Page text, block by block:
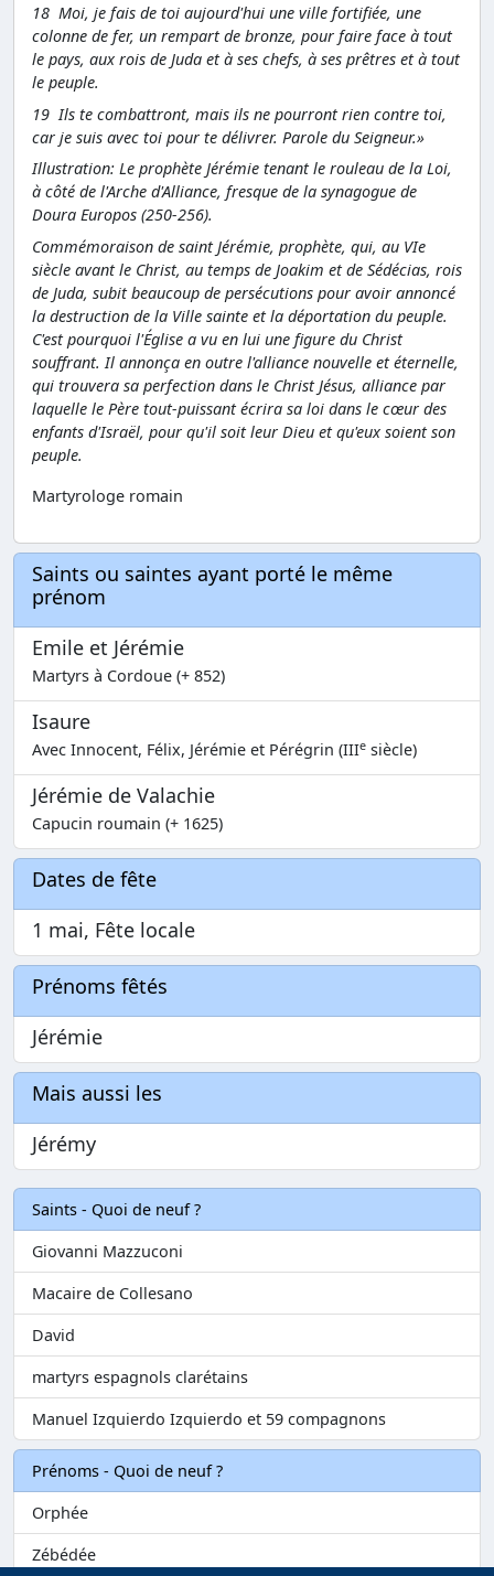
18 Moi, je fais de toi aujourd'hui une ville fortifiée, une
colonne de fer, un rempart de bronze, pour faire face à tout
le pays, aux rois de Juda et à ses chefs, à ses prêtres et à tout
le peuple.
19 Ils te combattront, mais ils ne pourront rien contre toi,
car je suis avec toi pour te délivrer. Parole du Seigneur.»
Illustration: Le prophète Jérémie tenant le rouleau de la Loi,
à côté de l'Arche d'Alliance, fresque de la synagogue de
Doura Europos (250-256).
Commémoraison de saint Jérémie, prophète, qui, au VIe
siècle avant le Christ, au temps de Joakim et de Sédécias, rois
de Juda, subit beaucoup de persécutions pour avoir annoncé
la destruction de la Ville sainte et la déportation du peuple.
C'est pourquoi l'Église a vu en lui une figure du Christ
souffrant. Il annonça en outre l'alliance nouvelle et éternelle,
qui trouvera sa perfection dans le Christ Jésus, alliance par
laquelle le Père tout-puissant écrira sa loi dans le cœur des
enfants d'Israël, pour qu'il soit leur Dieu et qu'eux soient son
peuple.
Martyrologe romain
Saints ou saintes ayant porté le même
prénom
Emile et Jérémie
Martyrs à Cordoue (+ 852)
Isaure
Avec Innocent, Félix, Jérémie et Pérégrin (IIIe siècle)
Jérémie de Valachie
Capucin roumain (+ 1625)
Dates de fête
1 mai, Fête locale
Prénoms fêtés
Jérémie
Mais aussi les
Jérémy
Saints - Quoi de neuf ?
Giovanni Mazzuconi
Macaire de Collesano
David
martyrs espagnols clarétains
Manuel Izquierdo Izquierdo et 59 compagnons
Prénoms - Quoi de neuf ?
Orphée
Zébédée